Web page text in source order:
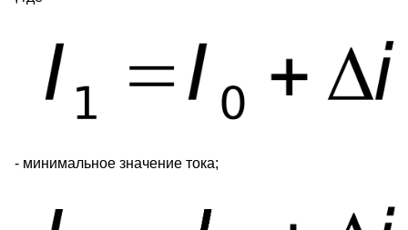
- минимальное значение тока;